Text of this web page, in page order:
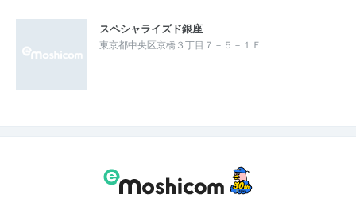
スペシャライズド銀座
東京都中央区京橋３丁目７－５－１Ｆ